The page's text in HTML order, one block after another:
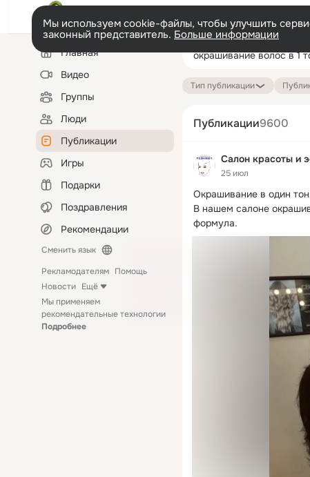
Мы используем cookie-файлы, чтобы улучшить
законный представитель. Больше информации
Левая
колонкаГлавная
Видео
Группы
Люди
Публикации
Игры
Подарки
Поздравления
Рекомендации
Сменить язык
Рекламодателям Помощь
Новости Ещё
Мы применяем
рекомендательные технологии
Подробнее
Тип публикации
Публикации9600
Салон красоты и
25 июл
Окрашивание в один
В нашем салоне
формула.